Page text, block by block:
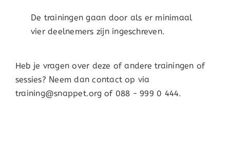
De trainingen gaan door als er minimaal
vier deelnemers zijn ingeschreven.
Heb je vragen over deze of andere trainingen of
sessies? Neem dan contact op via
training@snappet.org of 088 - 999 0 444.